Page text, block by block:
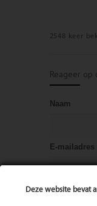
Deze website bevat
2548 keer
Reageer op
Naam
E-mailadres
Bericht